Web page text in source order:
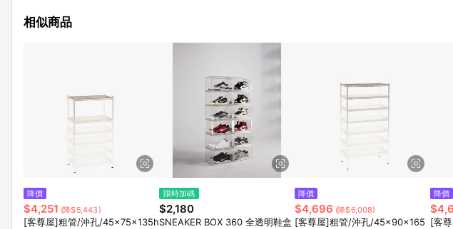
面顯示為準。 7. LINE購物設有「單一商品最高回饋點數」機制(特殊活動時開放「回饋無上限」)，以同一
品資料更新會有時間差，如顯示之商品規格、顏色、價位、贈品與東森購物ETMall銷售網頁不符，以銷售
贈點回饋。 10. 部分點數紅包僅限指定商品使用，或不適用於無回饋商品。各點數紅包之適用商品與使
相似商品
降價
$4,251 (降$5,443)
[客尊屋]粗管/沖孔/45x75x135h
限時加碼
$2,180
SNEAKER BOX 360 全透明鞋盒
降價
$4,696 (降$6,008)
[客尊屋]粗管/沖孔/45x90x165
降價
[客